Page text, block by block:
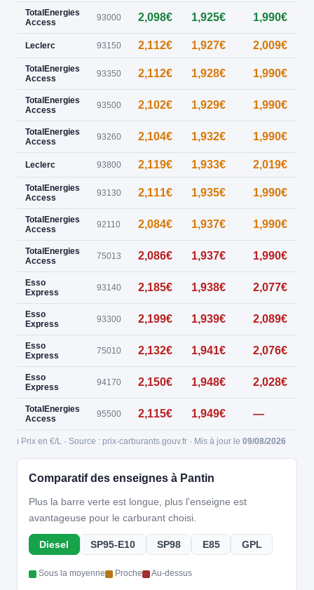
TotalEnergies
Access
93000 2,098€ 1,925€ 1,990€
Leclerc 93150 2,112€ 1,927€ 2,009€
TotalEnergies
Access
93350 2,112€ 1,928€ 1,990€
TotalEnergies
Access
93500 2,102€ 1,929€ 1,990€
TotalEnergies
Access
93260 2,104€ 1,932€ 1,990€
Leclerc 93800 2,119€ 1,933€ 2,019€
TotalEnergies
Access
93130 2,111€ 1,935€ 1,990€
TotalEnergies
Access
92110 2,084€ 1,937€ 1,990€
TotalEnergies
Access
75013 2,086€ 1,937€ 1,990€
Esso
Express
93140 2,185€ 1,938€ 2,077€
Esso
Express
93300 2,199€ 1,939€ 2,089€
Esso
Express
75010 2,132€ 1,941€ 2,076€
Esso
Express
94170 2,150€ 1,948€ 2,028€
TotalEnergies
Access
95500 2,115€ 1,949€ —
ℹ️ Prix en €/L · Source : prix-carburants.gouv.fr · Mis à jour le 09/08/2026
Comparatif des enseignes à Pantin
Plus la barre verte est longue, plus l'enseigne est
avantageuse pour le carburant choisi.
Diesel SP95-E10 SP98 E85 GPL
Sous la moyenne Proche Au-dessus